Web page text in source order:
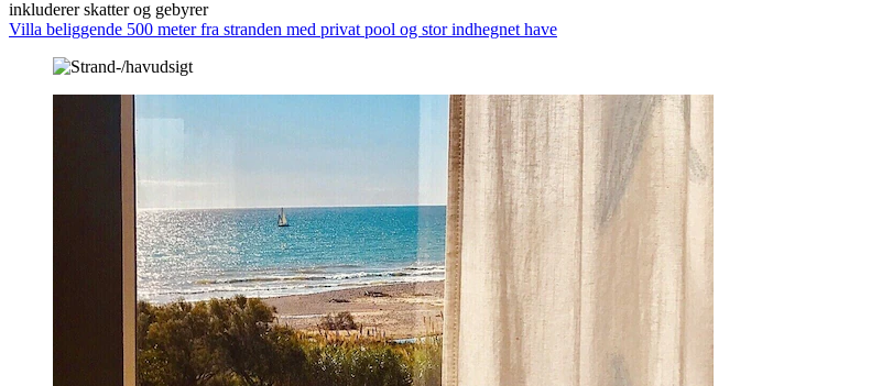
inkluderer skatter og gebyrer
Villa beliggende 500 meter fra stranden med privat pool og stor indhegnet have